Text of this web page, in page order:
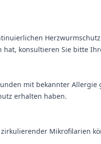
konsultieren Sie bitte
mit bekannter
erhalten haben.
Mikrofilarien